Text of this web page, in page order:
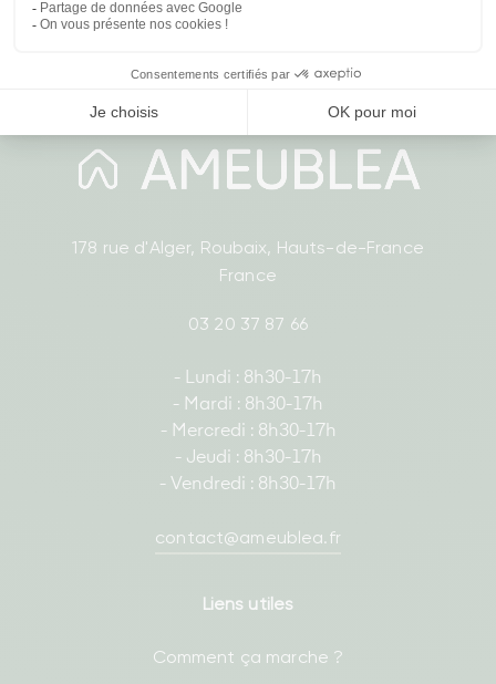
178 rue d'Alger, Roubaix, Hauts-de-France
France
03 20 37 87 66
- Lundi : 8h30-17h
- Mardi : 8h30-17h
- Mercredi : 8h30-17h
- Jeudi : 8h30-17h
- Vendredi : 8h30-17h
contact@ameublea.fr
Liens utiles
Comment ça marche ?